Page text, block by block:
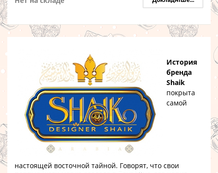
История
бренда
Shaik
покрыта
самой
настоящей восточной тайной. Говорят, что свои